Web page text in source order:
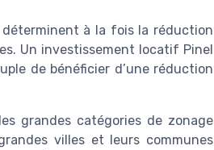
à la fois la réduction
Un investissement locatif Pinel
de bénéficier d’une réduction
grandes catégories de zonage
villes et leurs communes